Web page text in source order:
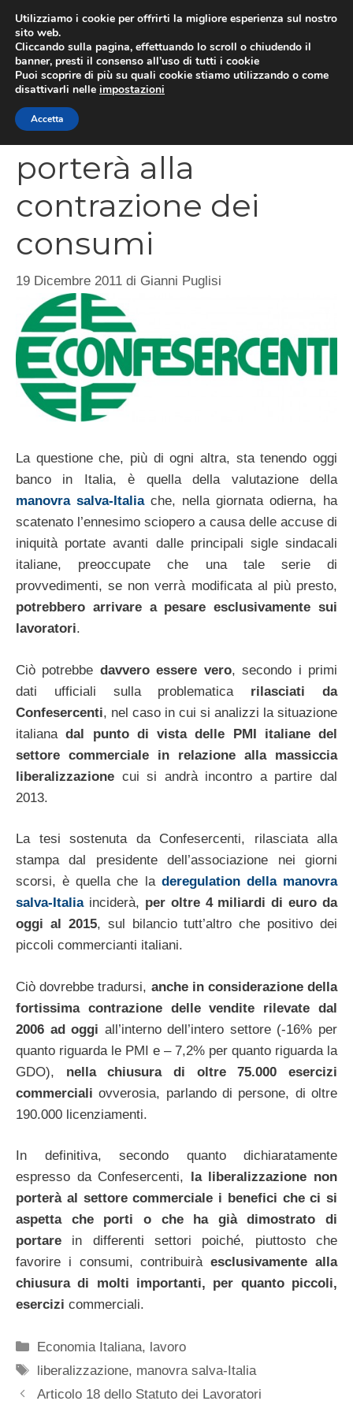
contenuto
Liberalizzazione
porterà alla
contrazione dei
consumi
19 Dicembre 2011 di Gianni Puglisi
La questione che, più di ogni altra, sta tenendo oggi
banco in Italia, è quella della valutazione della
manovra salva-Italiache, nella giornata odierna, ha
scatenato l’ennesimo sciopero a causa delle accuse di
iniquità portate avanti dalle principali sigle sindacali
italiane, preoccupate che una tale serie di
provvedimenti, se non verrà modificata al più presto,
potrebbero arrivare a pesare esclusivamente sui
lavoratori.
Ciò potrebbe davvero essere vero, secondo i primi
dati ufficiali sulla problematicarilasciati da
Confesercenti, nel caso in cui si analizzi la situazione
italianadal punto di vista delle PMI italiane del
settore commerciale in relazione alla massiccia
liberalizzazione cui si andrà incontro a partire dal
2013.
La tesi sostenuta da Confesercenti, rilasciata alla
stampa dal presidente dell’associazione nei giorni
scorsi, è quella che la deregulation della manovra
salva-Italiainciderà, per oltre 4 miliardi di euro da
oggi al 2015, sul bilancio tutt’altro che positivo dei
piccoli commercianti italiani.
Ciò dovrebbe tradursi, anche in considerazione della
fortissima contrazione delle vendite rilevate dal
2006 ad oggi all’interno dell’intero settore (-16% per
quanto riguarda le PMI e – 7,2% per quanto riguarda la
GDO), nella chiusura di oltre 75.000 esercizi
commerciali ovverosia, parlando di persone, di oltre
190.000 licenziamenti.
In definitiva, secondo quanto dichiaratamente
espresso da Confesercenti,
la liberalizzazione non
porterà al settore commerciale i benefici che ci si
aspetta che porti o che ha già dimostrato di
portare in differenti settori poiché, piuttosto che
favorire i consumi, contribuiràesclusivamente alla
chiusura di molti importanti, per quanto piccoli,
esercizi commerciali.
Categorie
Economia Italiana, lavoro
Tag
liberalizzazione, manovra salva-Italia
Articolo 18 dello Statuto dei Lavoratori
Utilizziamo i cookie per offrirti la migliore esperienza sul nostro
sito web.
Cliccando sulla pagina, effettuando lo scroll o chiudendo il
banner, presti il consenso all’uso di tutti i cookie
Puoi scoprire di più su quali cookie stiamo utilizzando o come
disattivarli nelle impostazioni
Accetta